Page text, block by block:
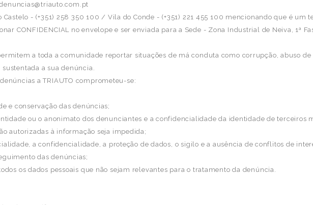
Castelo - (+351) 258 350 100 / Vila do Conde - (+351) 221 455 100 mencionando que é um
CONFIDENCIAL no envelope e ser enviada para a Sede - Zona Industrial de Neiva, 1ª
a toda a comunidade reportar situações de má conduta como corrupção, abuso
a sua denúncia.
a TRIAUTO comprometeu-se:
e conservação das denúncias;
ou o anonimato dos denunciantes e a confidencialidade da identidade de terceiros
autorizadas à informação seja impedida;
a confidencialidade, a proteção de dados, o sigilo e a ausência de conflitos de
das denúncias;
os dados pessoais que não sejam relevantes para o tratamento da denúncia.